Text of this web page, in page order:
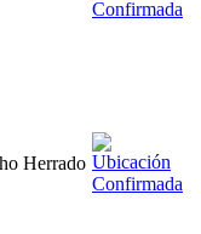
Herrado